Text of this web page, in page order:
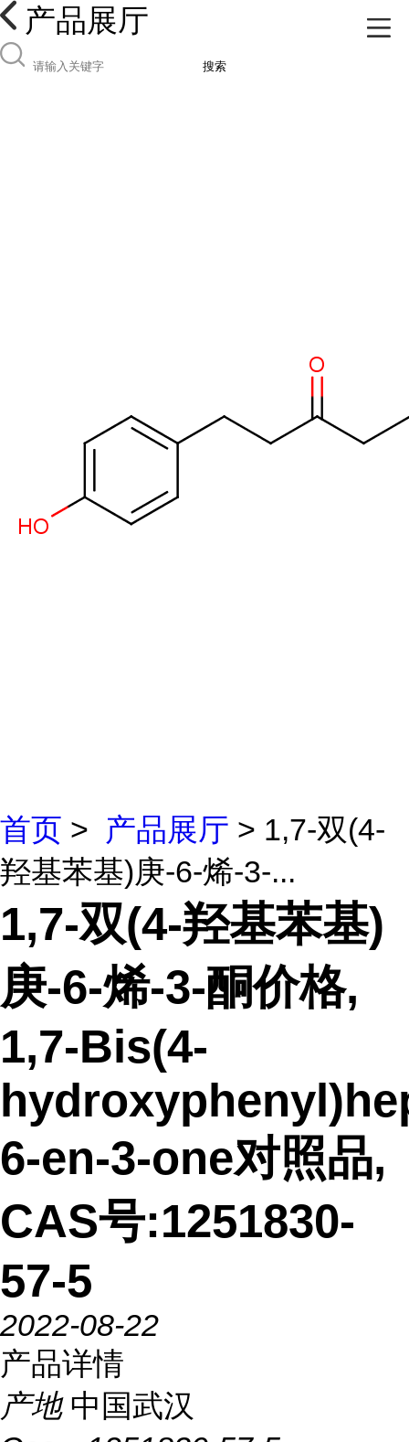
产品展厅
搜索
首页 > 产品展厅 > 1,7-双(4-
羟基苯基)庚-6-烯-3-...
1,7-双(4-羟基苯基)
庚-6-烯-3-酮价格,
1,7-Bis(4-
6-en-3-one对照品,
CAS号:1251830-
57-5
2022-08-22
产品详情
产地 中国武汉